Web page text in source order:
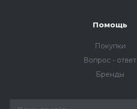
Помощь
Покупки
Вопрос - ответ
Бренды